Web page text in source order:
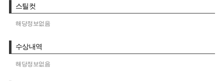
스틸컷
해당정보없음
수상내역
해당정보없음